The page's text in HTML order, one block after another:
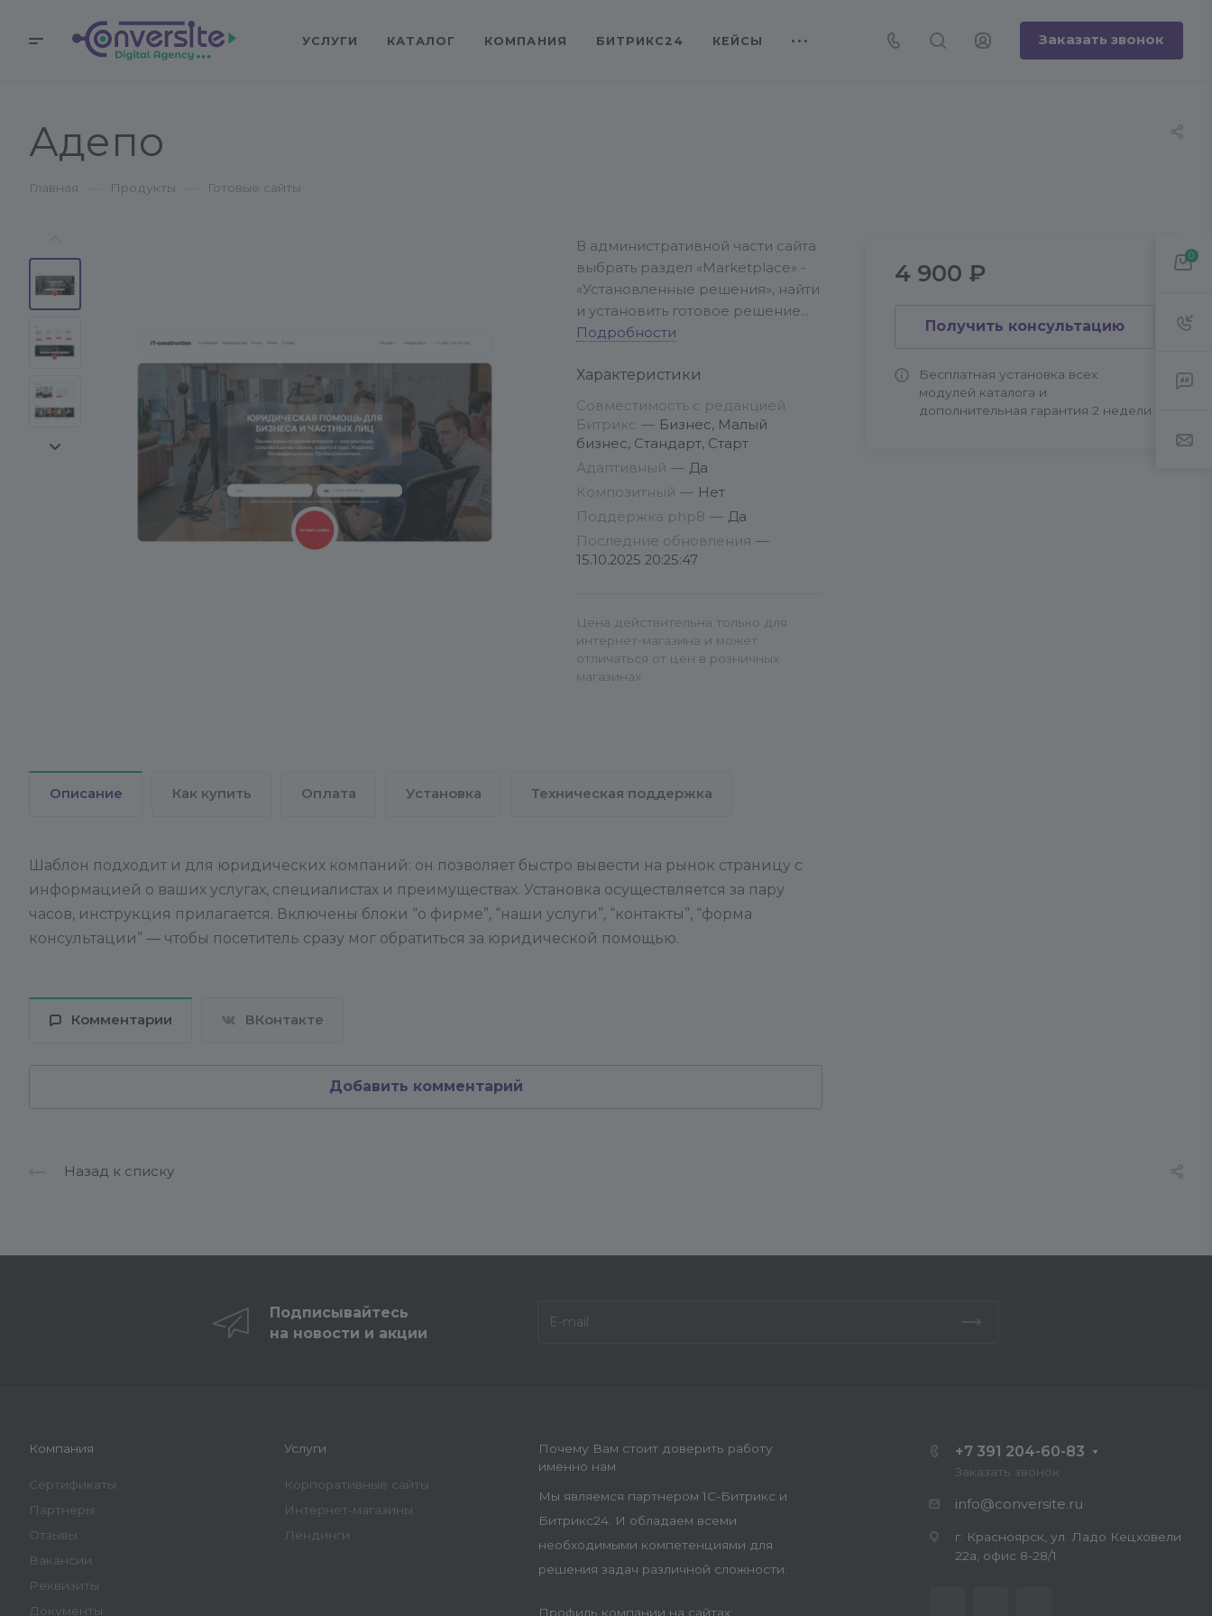
УСЛУГИ КАТАЛОГ КОМПАНИЯ БИТРИКС24 КЕЙСЫ Заказать звонок
Адепо
Главная Продукты Готовые сайты
4 900 ₽
Получить консультацию
Бесплатная установка всех
модулей каталога и
дополнительная гарантия 2 недели
В административной части сайта
выбрать раздел «Marketplace» -
«Установленные решения», найти
и установить готовое решение
«Адепо. Лендинг. Юридические
Перейти в раздел «Настройки» -
«Настройки продукта» - «Список
мастеров». Найдите решение
«Адепо. Лендинг. Юридические
услуги», в контекстном меню
«Установить».
Подробности
Характеристики
Совместимость с редакцией
Битрикс — Бизнес, Малый
бизнес, Стандарт, Старт
Адаптивный — Да
Композитный — Нет
Поддержка php8 — Да
Последние обновления —
15.10.2025 20:25:47
Цена действительна только для
интернет-магазина и может
отличаться от цен в розничных
магазинах
Описание Как купить Оплата Установка Техническая поддержка
Шаблон подходит и для юридических компаний: он позволяет быстро вывести на рынок страницу с
информацией о ваших услугах, специалистах и преимуществах. Установка осуществляется за пару
часов, инструкция прилагается. Включены блоки “о фирме”, “наши услуги”, “контакты”, “форма
консультации” — чтобы посетитель сразу мог обратиться за юридической помощью.
Комментарии ВКонтакте
Добавить комментарий
Назад к списку
Подписывайтесь
на новости и акции
Компания
Сертификаты
Партнеры
Отзывы
Вакансии
Реквизиты
Документы
Услуги
Корпоративные сайты
Интернет-магазины
Лендинги
Почему Вам стоит доверить работу
именно нам
Мы являемся партнером 1С-Битрикс и
Битрикс24. И обладаем всеми
необходимыми компетенциями для
решения задач различной сложности.
Профиль компании на сайтах:
+7 391 204-60-83
Заказать звонок
info@conversite.ru
г. Красноярск, ул. Ладо Кецховели
22а, офис 8-28/1
0